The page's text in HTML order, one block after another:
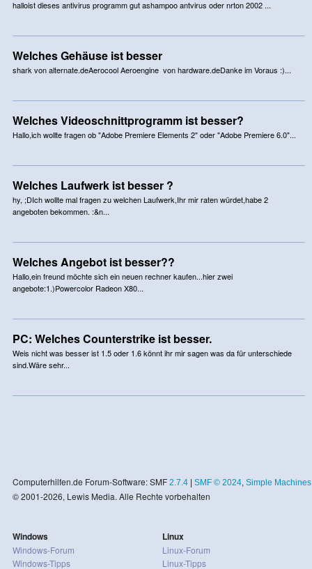
halloist dieses antivirus programm gut ashampoo antvirus oder nrton 2002 ...
Welches Gehäuse ist besser
shark von alternate.deAerocool Aeroengine von hardware.deDanke im Voraus :)...
Welches Videoschnittprogramm ist besser?
Hallo,ich wollte fragen ob "Adobe Premiere Elements 2" oder "Adobe Premiere 6.0"...
Welches Laufwerk ist besser ?
hy, ;DIch wollte mal fragen zu welchen Laufwerk,Ihr mir raten würdet,habe 2
angeboten bekommen. :&n...
Welches Angebot ist besser??
Hallo,ein freund möchte sich ein neuen rechner kaufen...hier zwei
angebote:1.)Powercolor Radeon X80...
PC: Welches Counterstrike ist besser.
Weis nicht was besser ist 1.5 oder 1.6 könnt ihr mir sagen was da für unterschiede
sind.Wäre sehr...
Computerhilfen.de Forum-Software: SMF 2.7.4| SMF © 2024, Simple Machines
© 2001-2026, Lewis Media. Alle Rechte vorbehalten
Windows
Windows-Forum
Windows-Tipps
Linux
Linux-Forum
Linux-Tipps